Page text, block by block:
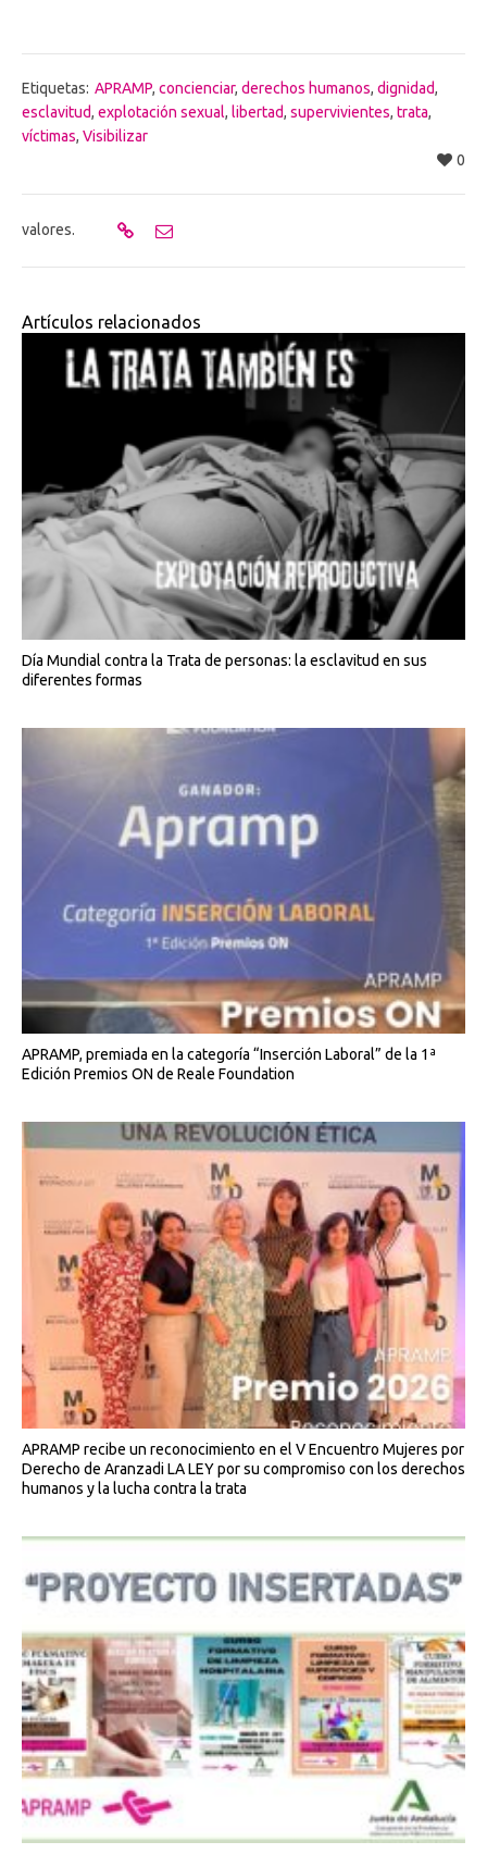
Etiquetas: APRAMP, concienciar, derechos humanos, dignidad,
esclavitud, explotación sexual, libertad, supervivientes, trata,
víctimas, Visibilizar
0
valores.
Artículos relacionados
Día Mundial contra la Trata de personas: la esclavitud en sus
diferentes formas
APRAMP, premiada en la categoría “Inserción Laboral” de la 1ª
Edición Premios ON de Reale Foundation
APRAMP recibe un reconocimiento en el V Encuentro Mujeres por
Derecho de Aranzadi LA LEY por su compromiso con los derechos
humanos y la lucha contra la trata